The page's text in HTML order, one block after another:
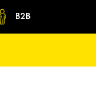
B2B